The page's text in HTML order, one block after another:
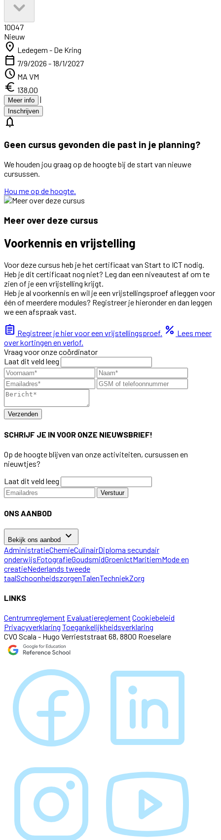
10047
Nieuw
location_on Ledegem - De Kring
calendar_today 7/9/2026 - 18/1/2027
schedule MA VM
euro 138,00
Meer info |
Inschrijven
notifications
Geen cursus gevonden die past in je planning?
We houden jou graag op de hoogte bij de start van nieuwe
cursussen.
Hou me op de hoogte.
Meer over deze cursus
Voorkennis en vrijstelling
Voor deze cursus heb je het certificaat van Start to ICT nodig.
Heb je dit certificaat nog niet? Leg dan een niveautest af om te
zien of je een vrijstelling krijgt.
Heb je al voorkennis en wil je een vrijstellingsproef afleggen voor
één of meerdere modules? Registreer je hieronder en dan leggen
we een afspraak vast.
assignment Registreer je hier voor een vrijstellingsproef. percent Lees meer
over kortingen en verlof.
Vraag voor onze coördinator
Laat dit veld leeg
Verzenden
SCHRIJF JE IN VOOR ONZE NIEUWSBRIEF!
Op de hoogte blijven van onze activiteiten, cursussen en
nieuwtjes?
Laat dit veld leeg
Verstuur
ONS AANBOD
Bekijk ons aanbod keyboard_arrow_down
AdministratieChemieCulinairDiploma secundair
onderwijsFotografieGoudsmidGroenIctMaritiemMode en
creatieNederlands tweede
taalSchoonheidszorgenTalenTechniekZorg
LINKS
Centrumreglement Evaluatiereglement Cookiebeleid
Privacyverklaring Toegankelijkheidsverklaring
CVO Scala - Hugo Verrieststraat 68, 8800 Roeselare